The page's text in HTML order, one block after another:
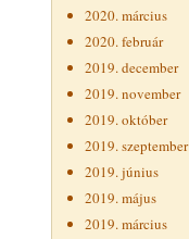
2020. március
2020. február
2019. december
2019. november
2019. október
2019. szeptember
2019. június
2019. május
2019. március